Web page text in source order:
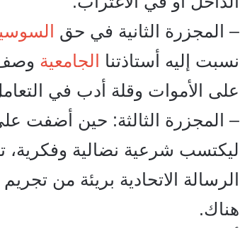
– المجزرة الثانية في حق
نسبت إليه أستاذتنا
الجامعية وصف
على الأموات وقلة أدب في
– المجزرة الثالثة: حين أضفت
ليكتسب شرعية نضالية وفكرية،
الرسالة الاتحادية بريئة من
هناك.